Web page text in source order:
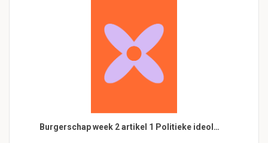
Burgerschap week 2 artikel 1 Politieke ideol…